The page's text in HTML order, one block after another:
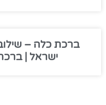
ברכת כלה –
ישראל |